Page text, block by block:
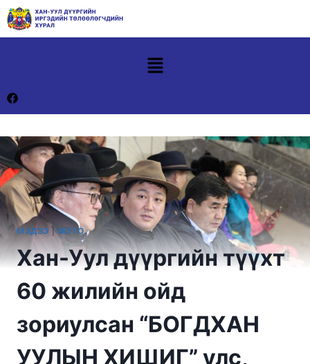
МЭДЭЭ|ФОТО
Хан-Уул дүүргийн түүхт
60 жилийн ойд
зориулсан “БОГДХАН
УУЛЫН ХИШИГ” улс,